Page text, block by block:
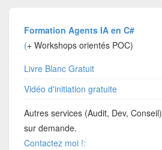
Formation Agents IA en C#
(+ Workshops orientés POC)
Livre Blanc Gratuit
Vidéo d'initiation gratuite
Autres services (Audit, Dev, Conseil)
sur demande.
Contactez moi !: